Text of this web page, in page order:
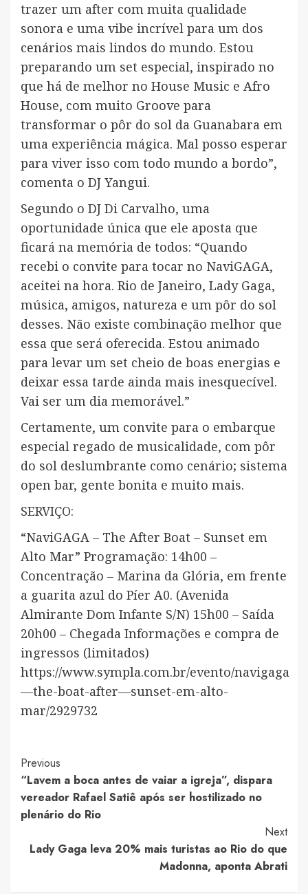
trazer um after com muita qualidade
sonora e uma vibe incrível para um dos
cenários mais lindos do mundo. Estou
preparando um set especial, inspirado no
que há de melhor no House Music e Afro
House, com muito Groove para
transformar o pôr do sol da Guanabara em
uma experiência mágica. Mal posso esperar
para viver isso com todo mundo a bordo”,
comenta o DJ Yangui.
Segundo o DJ Di Carvalho, uma
oportunidade única que ele aposta que
ficará na memória de todos: “Quando
recebi o convite para tocar no NaviGAGA,
aceitei na hora. Rio de Janeiro, Lady Gaga,
música, amigos, natureza e um pôr do sol
desses. Não existe combinação melhor que
essa que será oferecida. Estou animado
para levar um set cheio de boas energias e
deixar essa tarde ainda mais inesquecível.
Vai ser um dia memorável.”
Certamente, um convite para o embarque
especial regado de musicalidade, com pôr
do sol deslumbrante como cenário; sistema
open bar, gente bonita e muito mais.
SERVIÇO:
“NaviGAGA – The After Boat – Sunset em
Alto Mar” Programação: 14h00 –
Concentração – Marina da Glória, em frente
a guarita azul do Píer A0. (Avenida
Almirante Dom Infante S/N) 15h00 – Saída
20h00 – Chegada Informações e compra de
ingressos (limitados)
https://www.sympla.com.br/evento/navigaga
—the-boat-after—sunset-em-alto-
mar/2929732
Post
Navigation
Previous
“Lavem a boca antes de vaiar a igreja”, dispara
vereador Rafael Satiê após ser hostilizado no
plenário do Rio
Next
Lady Gaga leva 20% mais turistas ao Rio do que
Madonna, aponta Abrati